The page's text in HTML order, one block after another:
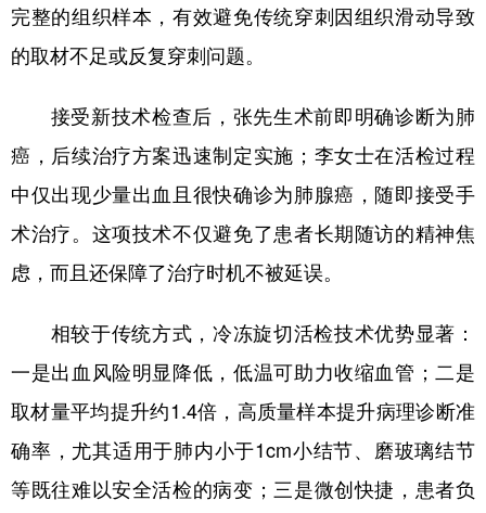
四川 贵州 云南 西藏
新疆 内蒙古 黑龙江
多语种频道
Deutsch Português
完整的组织样本，有效避免传统穿刺因组织滑动导致
的取材不足或反复穿刺问题。
接受新技术检查后，张先生术前即明确诊断为肺
癌，后续治疗方案迅速制定实施；李女士在活检过程
中仅出现少量出血且很快确诊为肺腺癌，随即接受手
术治疗。这项技术不仅避免了患者长期随访的精神焦
虑，而且还保障了治疗时机不被延误。
相较于传统方式，冷冻旋切活检技术优势显著：
一是出血风险明显降低，低温可助力收缩血管；二是
取材量平均提升约1.4倍，高质量样本提升病理诊断准
确率，尤其适用于肺内小于1cm小结节、磨玻璃结节
等既往难以安全活检的病变；三是微创快捷，患者负